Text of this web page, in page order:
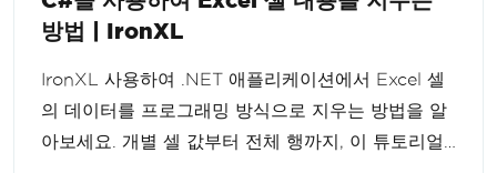
방법 | IronXL
IronXL 사용하여 .NET 애플리케이션에서 Excel 셀
의 데이터를 프로그래밍 방식으로 지우는 방법을 알
아보세요. 개별 셀 값부터 전체 행까지, 이 튜토리얼